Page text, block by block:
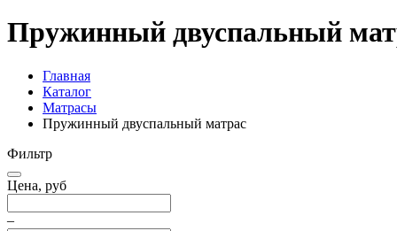
Пружинный двуспальный
Главная
Каталог
Матрасы
Пружинный двуспальный матрас
Фильтр
Цена, руб
–